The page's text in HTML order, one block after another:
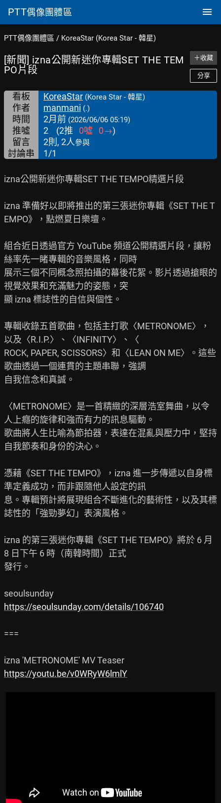
PTT偶像團體區
PTT偶像團體區 / KoreaStar (Korea Star - 韓星)
[新聞] izna公開新迷你專輯SET THE TEM
PO片段
＋收藏
分享
看板 KoreaStar (Korea Star - 韓星)
作者 manmani (.)
時間 2月前 (2026/06/06 05:19)
推噓 2 (2推 0噓 0→)
留言
2則, 2人參與
討論串 1/1
izna公開新迷你專輯SET THE TEMPO精選片段
izna 準備好以即將推出的第三張迷你專輯《SET THE T
EMPO》，點燃夏日樂壇。
組合近日透過官方 YouTube 頻道公開精選片段，讓粉
絲率先一睹專輯的音樂風格，同時
展示三個不同概念照拍攝的幕後花絮。影片透過搶眼的
視覺效果和充滿魅力的姿態，突
顯 izna 標誌性的自信與個性。
專輯收錄五首歌曲，包括主打歌〈METRONOME〉，
以及〈R.I.P.〉、〈INFINITY〉、〈
ROCK, PAPER, SCISSORS〉和〈LEAN ON ME〉。這些
歌曲透過一個連貫的主題串聯，強調
自我信念和真誠。
〈METRONOME〉是一首精緻的深層浩室舞曲，以令
人上癮的旋律和強而有力的訊息驅動。
歌曲將人生比喻為節拍器，表達在混亂與壓力中，堅持
自我節奏和身份的決心。
憑藉《SET THE TEMPO》，izna 進一步傳遞以自身標
準定義成功，而非跟隨他人設定的訊
息。專輯預計將展現組合不斷進化的藝術性，以及其標
誌性的「強勁夢幻」表演風格。
izna 的第三張迷你專輯《SET THE TEMPO》將於 6 月
8 日下午 6 時（南韓時間）正式
發行。
https://seoulsunday.com/details/106740
===
https://youtu.be/v0WRyW6lmlY